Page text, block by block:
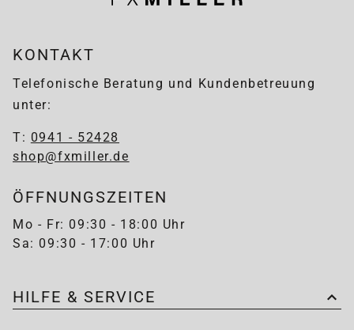
KONTAKT
Telefonische Beratung und Kundenbetreuung
unter:
T: 0941 - 52428
shop@fxmiller.de
ÖFFNUNGSZEITEN
Mo - Fr: 09:30 - 18:00 Uhr
Sa: 09:30 - 17:00 Uhr
HILFE & SERVICE